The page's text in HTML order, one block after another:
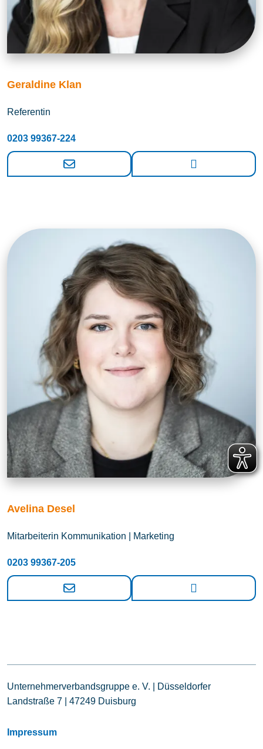
Geraldine Klan
Referentin
0203 99367-224
Avelina Desel
Mitarbeiterin Kommunikation | Marketing
0203 99367-205
Unternehmerverbandsgruppe e. V. | Düsseldorfer
Landstraße 7 | 47249 Duisburg
Impressum